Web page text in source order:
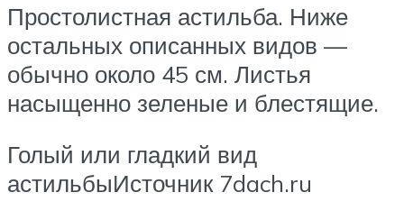
Простолистная астильба. Ниже
остальных описанных видов —
обычно около 45 см. Листья
насыщенно зеленые и блестящие.
Голый или гладкий вид
астильбыИсточник 7dach.ru